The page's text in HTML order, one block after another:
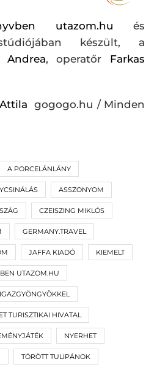
utazom.hu és
készült, a
Andrea, operatőr Farkas
gogogo.hu / Minden
A PORCELÁNLÁNY
ASSZONYOM
CZEISZING MIKLÓS
GERMANY.TRAVEL
JAFFA KIADÓ KIEMELT
UTAZOM.HU
TURISZTIKAI HIVATAL
NYERHET
TÖRÖTT TULIPÁNOK